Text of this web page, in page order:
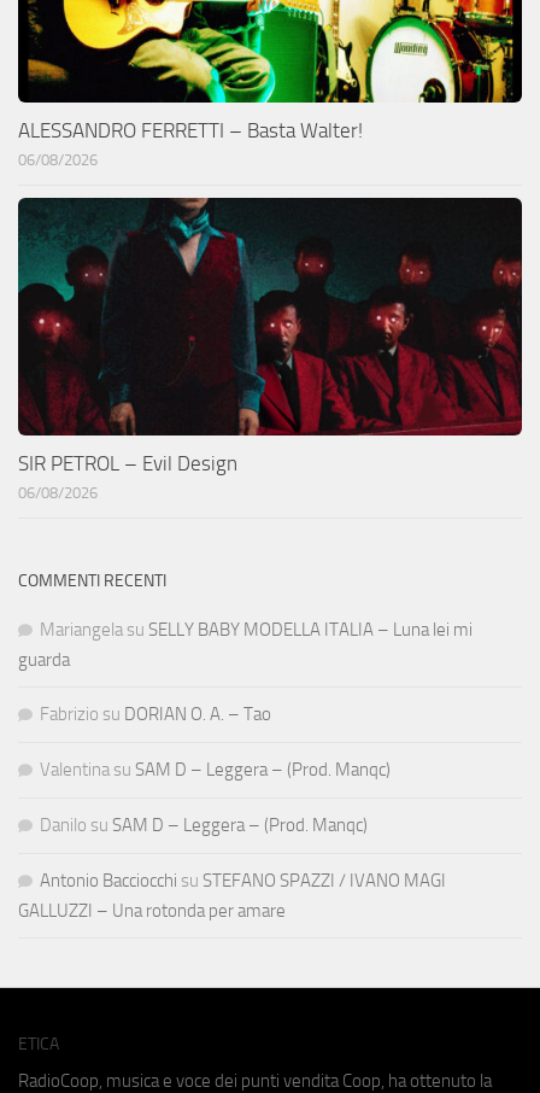
ALESSANDRO FERRETTI – Basta Walter!
06/08/2026
SIR PETROL – Evil Design
06/08/2026
COMMENTI RECENTI
Mariangela su SELLY BABY MODELLA ITALIA – Luna lei mi
guarda
Fabrizio su DORIAN O. A. – Tao
Valentina su SAM D – Leggera – (Prod. Manqc)
Danilo su SAM D – Leggera – (Prod. Manqc)
Antonio Bacciocchi su STEFANO SPAZZI / IVANO MAGI
GALLUZZI – Una rotonda per amare
ETICA
RadioCoop, musica e voce dei punti vendita Coop, ha ottenuto la